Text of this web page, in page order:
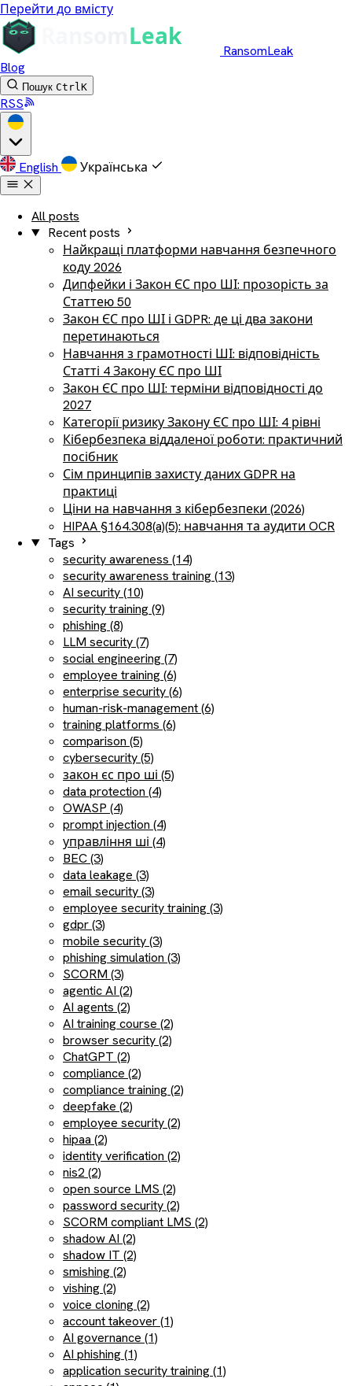
Перейти до вмісту
RansomLeak
Blog
Пошук CtrlK
RSS
English Українська
All posts
Recent posts
Найкращі платформи навчання безпечного
коду 2026
Дипфейки і Закон ЄС про ШІ: прозорість за
Статтею 50
Закон ЄС про ШІ і GDPR: де ці два закони
перетинаються
Навчання з грамотності ШІ: відповідність
Статті 4 Закону ЄС про ШІ
Закон ЄС про ШІ: терміни відповідності до
2027
Категорії ризику Закону ЄС про ШІ: 4 рівні
Кібербезпека віддаленої роботи: практичний
посібник
Сім принципів захисту даних GDPR на
практиці
Ціни на навчання з кібербезпеки (2026)
HIPAA §164.308(a)(5): навчання та аудити OCR
Tags
security awareness (14)
security awareness training (13)
AI security (10)
security training (9)
phishing (8)
LLM security (7)
social engineering (7)
employee training (6)
enterprise security (6)
human-risk-management (6)
training platforms (6)
comparison (5)
cybersecurity (5)
закон єс про ші (5)
data protection (4)
OWASP (4)
prompt injection (4)
управління ші (4)
BEC (3)
data leakage (3)
email security (3)
employee security training (3)
gdpr (3)
mobile security (3)
phishing simulation (3)
SCORM (3)
agentic AI (2)
AI agents (2)
AI training course (2)
browser security (2)
ChatGPT (2)
compliance (2)
compliance training (2)
deepfake (2)
employee security (2)
hipaa (2)
identity verification (2)
nis2 (2)
open source LMS (2)
password security (2)
SCORM compliant LMS (2)
shadow AI (2)
shadow IT (2)
smishing (2)
vishing (2)
voice cloning (2)
account takeover (1)
AI governance (1)
AI phishing (1)
application security training (1)